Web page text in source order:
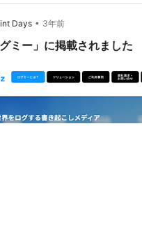
ら特攻優先、バランス型で構
機能を一度使用しております
の使用はしておりません。 ま
Days • 3年前
ミー」に掲載されました